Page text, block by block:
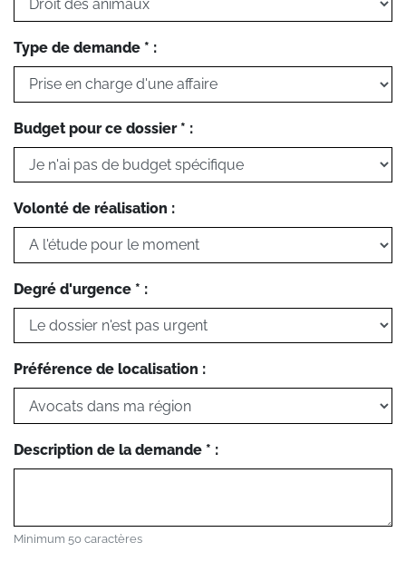
Type de demande * :
Budget pour ce dossier * :
Volonté de réalisation :
Degré d'urgence * :
Préférence de localisation :
Description de la demande * :
Minimum 50 caractères